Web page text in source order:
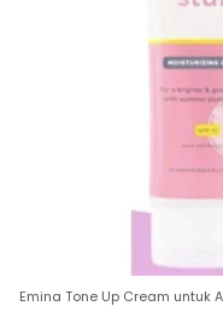
Emina Tone Up Cream untuk